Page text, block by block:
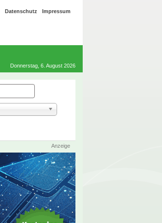
Datenschutz Impressum
Donnerstag, 6. August 2026
Anzeige